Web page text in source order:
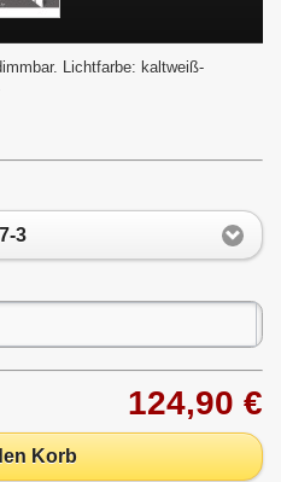
Lichtfarbe: kaltweiß-
3
124,90 €
Korb